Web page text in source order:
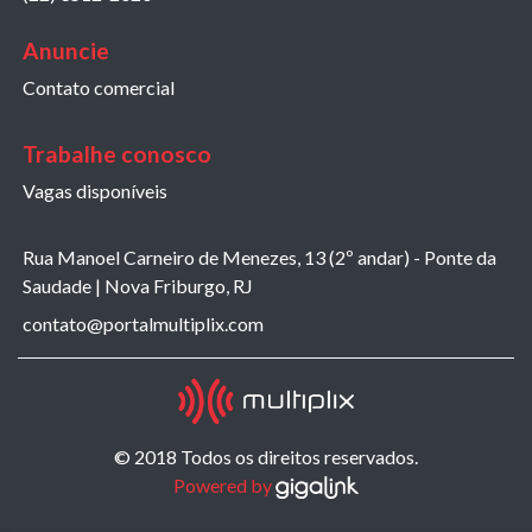
Anuncie
Contato comercial
Trabalhe conosco
Vagas disponíveis
Rua Manoel Carneiro de Menezes, 13 (2º andar) - Ponte da
Saudade | Nova Friburgo, RJ
contato@portalmultiplix.com
© 2018 Todos os direitos reservados.
Powered by